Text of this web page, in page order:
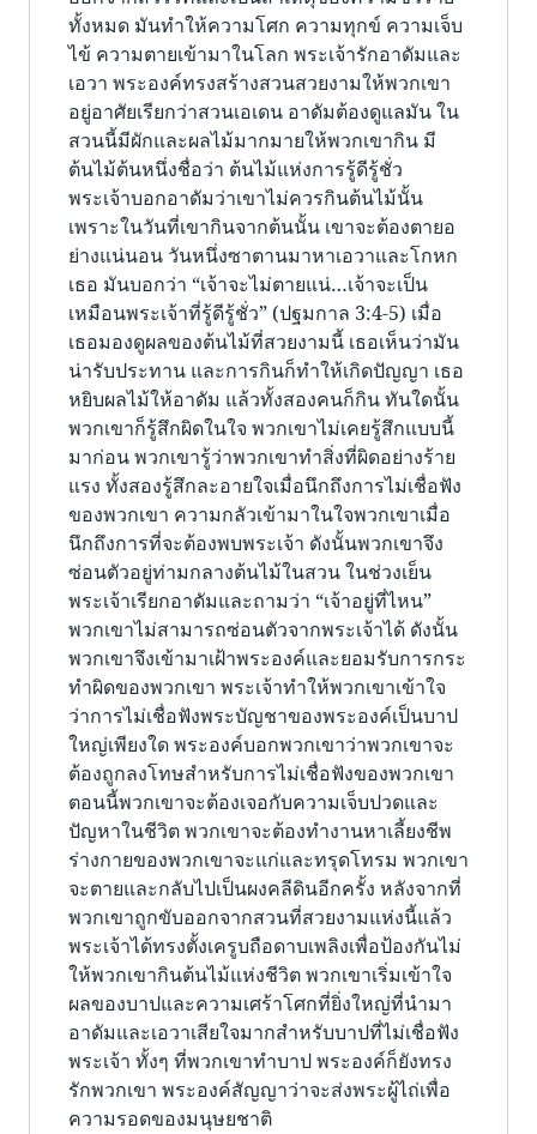
ทั้งหมด มันทำให้ความโศก ความทุกข์ ความเจ็บ
ไข้ ความตายเข้ามาในโลก พระเจ้ารักอาดัมและ
เอวา พระองค์ทรงสร้างสวนสวยงามให้พวกเขา
อยู่อาศัยเรียกว่าสวนเอเดน อาดัมต้องดูแลมัน ใน
สวนนี้มีผักและผลไม้มากมายให้พวกเขากิน มี
ต้นไม้ต้นหนึ่งชื่อว่า ต้นไม้แห่งการรู้ดีรู้ชั่ว
พระเจ้าบอกอาดัมว่าเขาไม่ควรกินต้นไม้นั้น
เพราะในวันที่เขากินจากต้นนั้น เขาจะต้องตายอ
ย่างแน่นอน วันหนึ่งซาตานมาหาเอวาและโกหก
เธอ มันบอกว่า “เจ้าจะไม่ตายแน่…เจ้าจะเป็น
เหมือนพระเจ้าที่รู้ดีรู้ชั่ว” (ปฐมกาล 3:4-5) เมื่อ
เธอมองดูผลของต้นไม้ที่สวยงามนี้ เธอเห็นว่ามัน
น่ารับประทาน และการกินก็ทำให้เกิดปัญญา เธอ
หยิบผลไม้ให้อาดัม แล้วทั้งสองคนก็กิน ทันใดนั้น
พวกเขาก็รู้สึกผิดในใจ พวกเขาไม่เคยรู้สึกแบบนี้
มาก่อน พวกเขารู้ว่าพวกเขาทำสิ่งที่ผิดอย่างร้าย
แรง ทั้งสองรู้สึกละอายใจเมื่อนึกถึงการไม่เชื่อฟัง
ของพวกเขา ความกลัวเข้ามาในใจพวกเขาเมื่อ
นึกถึงการที่จะต้องพบพระเจ้า ดังนั้นพวกเขาจึง
ซ่อนตัวอยู่ท่ามกลางต้นไม้ในสวน ในช่วงเย็น
พระเจ้าเรียกอาดัมและถามว่า “เจ้าอยู่ที่ไหน”
พวกเขาไม่สามารถซ่อนตัวจากพระเจ้าได้ ดังนั้น
พวกเขาจึงเข้ามาเฝ้าพระองค์และยอมรับการกระ
ทำผิดของพวกเขา พระเจ้าทำให้พวกเขาเข้าใจ
ว่าการไม่เชื่อฟังพระบัญชาของพระองค์เป็นบาป
ใหญ่เพียงใด พระองค์บอกพวกเขาว่าพวกเขาจะ
ต้องถูกลงโทษสำหรับการไม่เชื่อฟังของพวกเขา
ตอนนี้พวกเขาจะต้องเจอกับความเจ็บปวดและ
ปัญหาในชีวิต พวกเขาจะต้องทำงานหาเลี้ยงชีพ
ร่างกายของพวกเขาจะแก่และทรุดโทรม พวกเขา
จะตายและกลับไปเป็นผงคลีดินอีกครั้ง หลังจากที่
พวกเขาถูกขับออกจากสวนที่สวยงามแห่งนี้แล้ว
พระเจ้าได้ทรงตั้งเครูบถือดาบเพลิงเพื่อป้องกันไม่
ให้พวกเขากินต้นไม้แห่งชีวิต พวกเขาเริ่มเข้าใจ
ผลของบาปและความเศร้าโศกที่ยิ่งใหญ่ที่นำมา
อาดัมและเอวาเสียใจมากสำหรับบาปที่ไม่เชื่อฟัง
พระเจ้า ทั้งๆ ที่พวกเขาทำบาป พระองค์ก็ยังทรง
รักพวกเขา พระองค์สัญญาว่าจะส่งพระผู้ไถ่เพื่อ
ความรอดของมนุษยชาติ